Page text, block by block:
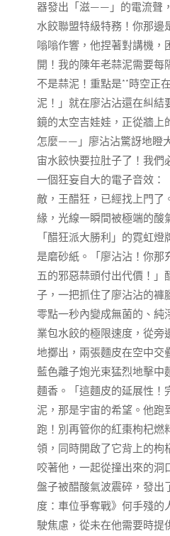
器發出「滋——」的電流聲
水餃聯盟特級特務！你那邊
嗡嗡作響，他捏著對講機，
開！我的陳年老蒜泥需要
不是蒜泥！重點是**時空正
泥！」就在廖沾沾還在糾結
鏡的太空吉娃娃，正從牆上
怎麼——」廖沾沾驚訝地瞪
宙水餃快要拉肚子了！我們
一個狂妄自大的電子音效：
敵，王醋狂，已經找上門了
緣，光線一瞬間被極端的酸
「醋狂派大勝利」的霓虹
是磨砂紙。「廖沾沾！你那
五的邪惡蒜頭付出代價！
子，一把抓住了廖沾沾的褲
零點一秒內變成無菌的、純
業包水餃的極限速度，從旁
地擲出，兩張麵皮在空中交
藍色離子炮光束猛烈地擊中
麵香。「這麵皮的延展性
泥，那是宇宙的希望。他
跑！別再管你的紅棗枸杞燃
領，同時開啟了它背上的枸
咬著他，一起從撞出來的洞
盤子被醋酸氣波震碎，發出
度：車位爭奪戰》何手殘的
駛焦慮，從未在他需要時提